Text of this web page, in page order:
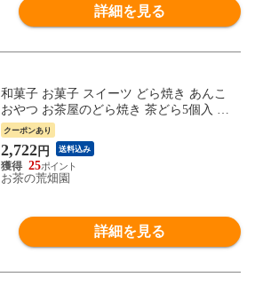
詳細を見る
和菓子 お菓子 スイーツ どら焼き あんこ
おやつ お茶屋のどら焼き 茶どら5個入 チ
ルド便
クーポンあり
2,722円 送料込み
25
お茶の荒畑園
詳細を見る